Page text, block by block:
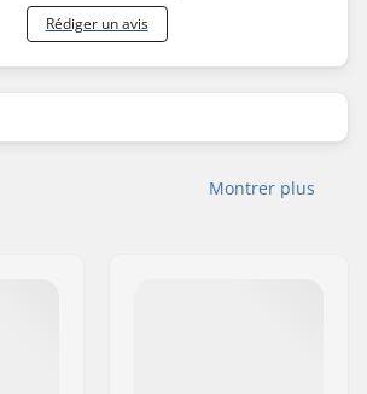
Rédiger un avis
Montrer plus